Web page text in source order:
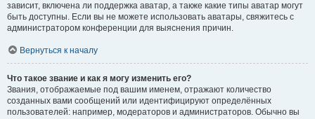
зависит, включена ли поддержка аватар, а также какие типы аватар могут
быть доступны. Если вы не можете использовать аватары, свяжитесь с
администратором конференции для выяснения причин.
Вернуться к началу
Что такое звание и как я могу изменить его?
Звания, отображаемые под вашим именем, отражают количество
созданных вами сообщений или идентифицируют определённых
пользователей: например, модераторов и администраторов. Обычно вы